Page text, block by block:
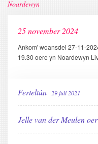
Noardewyn
25 november 2024
Ankom' woansdei 27-11-
19.30 oere yn Noardewyn
Ferteltún 29 juli 2021
Jelle van der Meulen